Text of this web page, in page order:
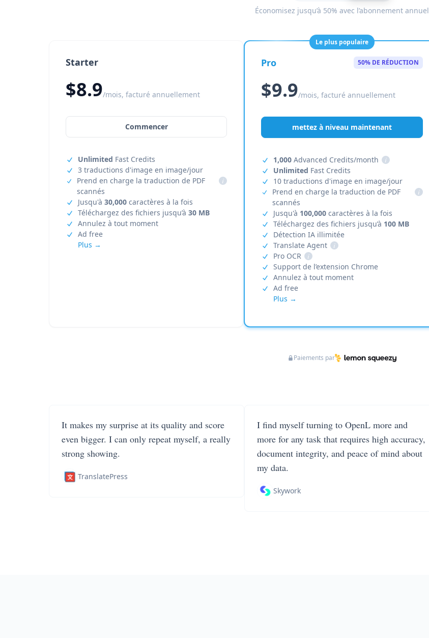
Économisez jusqu’à 50% avec l’abonnement annuel
Starter
$8.9/mois, facturé annuellement
Commencer
Unlimited Fast Credits
3 traductions d'image en image/jour
Prend en charge la traduction de PDF
scannés
i
Jusqu'à 30,000 caractères à la fois
Téléchargez des fichiers jusqu’à 30 MB
Annulez à tout moment
Ad free
Plus →
Le plus populaire
Pro 50% DE RÉDUCTION
$9.9/mois, facturé annuellement
mettez à niveau maintenant
1,000 Advanced Credits/month
i
Unlimited Fast Credits
10 traductions d'image en image/jour
Prend en charge la traduction de PDF
scannés
i
Jusqu'à 100,000 caractères à la fois
Téléchargez des fichiers jusqu’à 100 MB
Détection IA illimitée
Translate Agent
i
Pro OCR
i
Support de l’extension Chrome
Annulez à tout moment
Ad free
Plus →
Paiements par
It makes my surprise at its quality and score
even bigger. I can only repeat myself, a really
strong showing.
TranslatePress
I find myself turning to OpenL more and
more for any task that requires high accuracy,
document integrity, and peace of mind about
my data.
Skywork